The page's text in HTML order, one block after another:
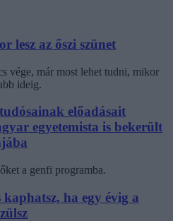
lesz az őszi szünet
vége, már most lehet tudni, mikor
ideig.
előadásait
egyetemista is bekerült
a genfi programba.
ha egy évig a